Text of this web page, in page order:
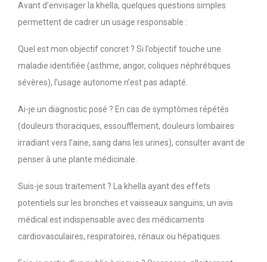
Avant d’envisager la khella, quelques questions simples
permettent de cadrer un usage responsable :
Quel est mon objectif concret ? Si l’objectif touche une
maladie identifiée (asthme, angor, coliques néphrétiques
sévères), l’usage autonome n’est pas adapté.
Ai-je un diagnostic posé ? En cas de symptômes répétés
(douleurs thoraciques, essoufflement, douleurs lombaires
irradiant vers l’aine, sang dans les urines), consulter avant de
penser à une plante médicinale.
Suis-je sous traitement ? La khella ayant des effets
potentiels sur les bronches et vaisseaux sanguins, un avis
médical est indispensable avec des médicaments
cardiovasculaires, respiratoires, rénaux ou hépatiques.